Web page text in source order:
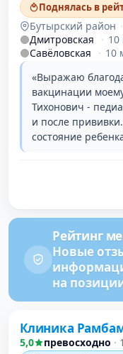
Поднялась в
Бутырский район ·
Дмитровская
·
Савёловская
· 10
«Выражаю
вакцинации
Тихонович -
и после
состояние
Рейтинг
Новые
на
Клиника
5,0 превосходно ·